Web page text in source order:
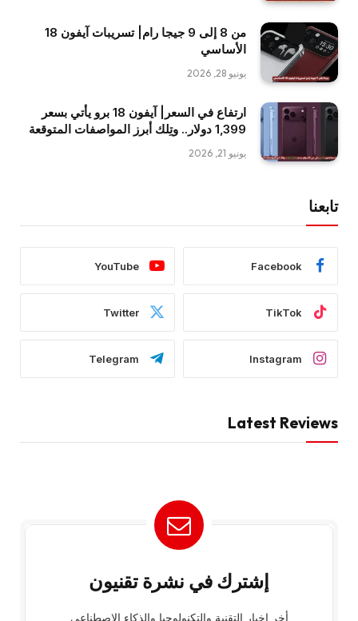
من 8 إلى 9 جيجا رام| تسريبات آيفون 18
الأساسي
يونيو 28, 2026
ارتفاع في السعر| آيفون 18 برو يأتي بسعر
1,399 دولار.. وتِلك أبرز المواصفات المتوقعة
يونيو 21, 2026
تابعنا
Facebook
YouTube
TikTok
Twitter
Instagram
Telegram
Latest Reviews
إشترك في نشرة تقنيون
أخر اخبار التقنية والتكنولوجيا والذكاء الإصطناعي